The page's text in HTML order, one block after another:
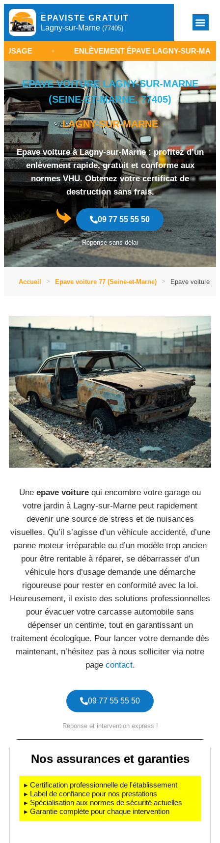
EPAVISTE GRATUIT
Lagny-sur-Marne (77405)
• ENLÈVEMENT ÉPAVE LAGNY-SUR-MARNE •
EPAVE VOITURE LAGNY-SUR-MARNE
(SEINE-ET-MARNE, 77405)
LAGNY-SUR-MARNE
Epave voiture à Lagny-sur-Marne : profitez d’un
enlèvement rapide, gratuit et conforme aux
normes VHU. Obtenez votre certificat de
destruction sans frais.
09 77 55 55 50
Réponse sans délai
Accueil Epave voiture 77 (Seine-et-Marne) Epave voiture
Une epave voiture qui encombre votre garage ou
votre jardin à Lagny-sur-Marne peut rapidement
devenir une source de stress et de nuisances
visuelles. Qu’il s’agisse d’un véhicule accidenté, d’une
panne moteur irréparable ou d’un modèle trop ancien
pour être rentable à réparer, se débarrasser d’un
véhicule hors d’usage demande une démarche
rigoureuse pour rester en conformité avec la loi.
Heureusement, il existe des solutions professionnelles
pour évacuer votre carcasse automobile sans
dépenser un centime, tout en garantissant un
traitement écologique. Pour lancer votre demande dès
maintenant, n’hésitez pas à nous solliciter via notre
page contact.
09 77 55 55 50
Réponse et intervention express !
Nos assurances et garanties
▸ Certification professionnelle de l'établissement
▸ Label de confiance pour nos prestations
▸ Spécialisation aux normes de sécurité actuelles
▸ Garantie complète pour chaque intervention